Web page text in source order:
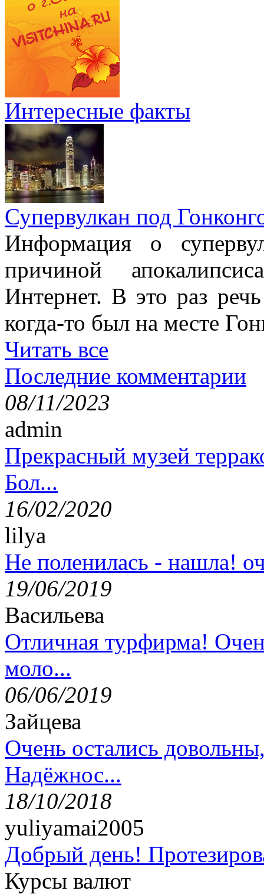
Интересные факты
Супервулкан под
Информация о
причиной
Интернет. В это раз
когда-то был на месте
Читать все
Последние комментарии
08/11/2023
admin
Прекрасный музей
Бол...
16/02/2020
lilya
Не поленилась - нашла!
19/06/2019
Васильева
Отличная турфирма!
моло...
06/06/2019
Зайцева
Очень остались
Надёжнос...
18/10/2018
yuliyamai2005
Добрый день!
Курсы валют